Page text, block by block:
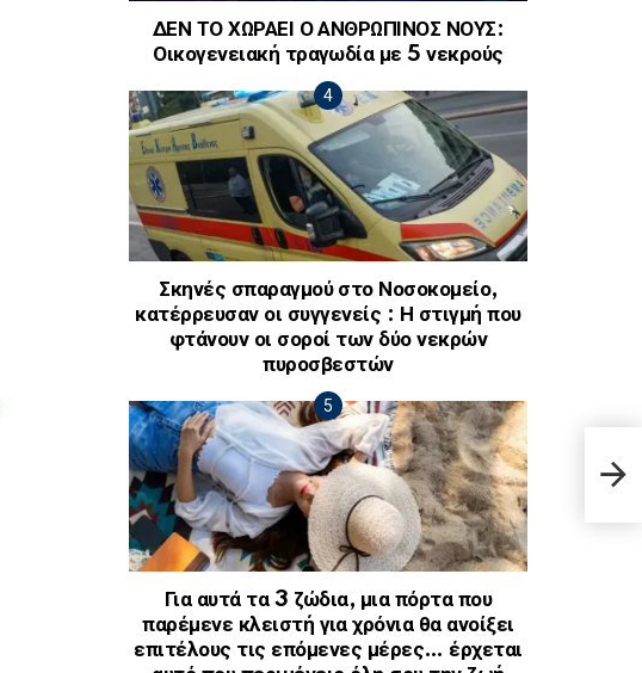
ΔΕΝ ΤΟ ΧΩΡΑΕΙ Ο ΑΝΘΡΩΠΙΝΟΣ ΝΟΥΣ:
Οικογενειακή τραγωδία με 5 νεκρούς
Σκηνές σπαραγμού στο Νοσοκομείο,
κατέρρευσαν οι συγγενείς : Η στιγμή που
φτάνουν οι σοροί των δύο νεκρών
πυροσβεστών
Για αυτά τα 3 ζώδια, μια πόρτα που
παρέμενε κλειστή για χρόνια θα ανοίξει
επιτέλους τις επόμενες μέρες… έρχεται